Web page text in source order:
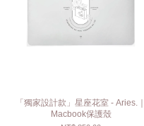
「獨家設計款」星座花室 - Aries.｜
Macbook保護殼